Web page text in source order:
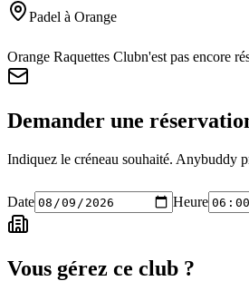
Padel à Orange
Orange Raquettes Clubn'est pas encore
Demander une
Indiquez le créneau souhaité. Anybuddy
Date Heure
Vous gérez ce club ?